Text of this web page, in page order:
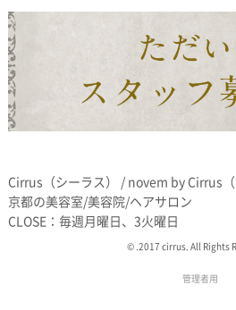
Cirrus（シーラス） / novem by Cirrus（
京都の美容室/美容院/ヘアサロン
CLOSE：毎週月曜日、3火曜日
© .2017 cirrus. All Rights
管理者用